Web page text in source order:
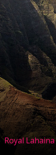
Royal Lahaina